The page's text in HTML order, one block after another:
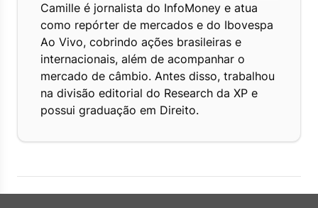
Camille é jornalista do InfoMoney e atua
como repórter de mercados e do Ibovespa
Ao Vivo, cobrindo ações brasileiras e
internacionais, além de acompanhar o
mercado de câmbio. Antes disso, trabalhou
na divisão editorial do Research da XP e
possui graduação em Direito.